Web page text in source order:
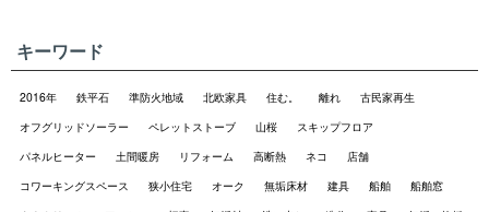
キーワード
2016年 鉄平石 準防火地域 北欧家具 住む。 離れ
古民家再生
オフグリッドソーラー
ペレットストーブ 山桜
スキップフロア
パネルヒーター
土間暖房 リフォーム 高断熱 ネコ
店舗
コワーキングスペース
狭小住宅 オーク 無垢床材 建具 船舶
船舶窓